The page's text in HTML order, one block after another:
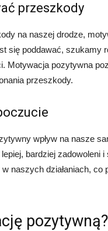
przeszkody
na naszej drodze,
się poddawać, szukamy
Motywacja pozytywna
przeszkody.
wpływ na nasze
bardziej zadowoleni i
naszych działaniach, co
pozytywną?